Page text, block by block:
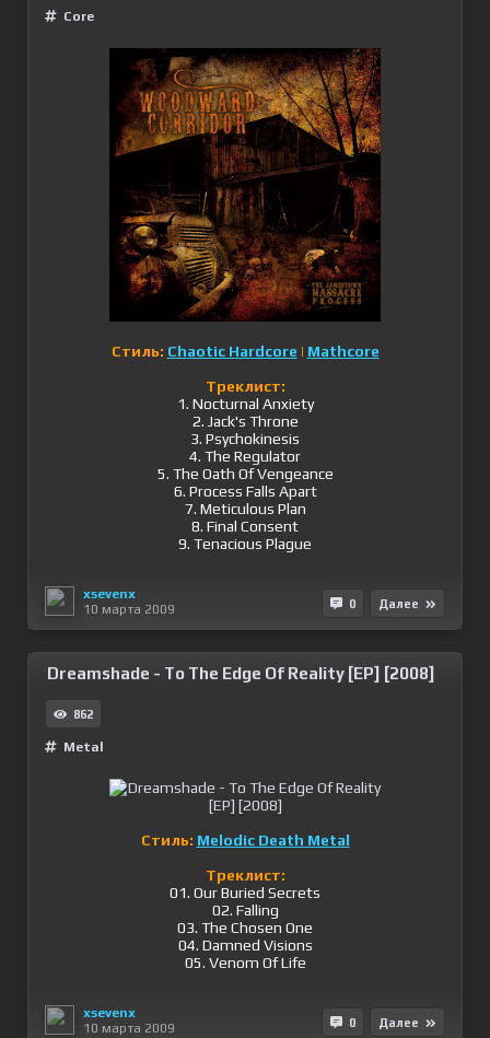
Сore
Стиль: Chaotic Hardcore | Mathcore
Треклист:
1. Nocturnal Anxiety
2. Jack's Throne
3. Psychokinesis
4. The Regulator
5. The Oath Of Vengeance
6. Process Falls Apart
7. Meticulous Plan
8. Final Consent
9. Tenacious Plague
xsevenx
10 марта 2009
0 Далее
Dreamshade - To The Edge Of Reality [EP] [2008]
862
Metal
Стиль: Melodic Death Metal
Треклист:
01. Our Buried Secrets
02. Falling
03. The Chosen One
04. Damned Visions
05. Venom Of Life
xsevenx
10 марта 2009
0 Далее